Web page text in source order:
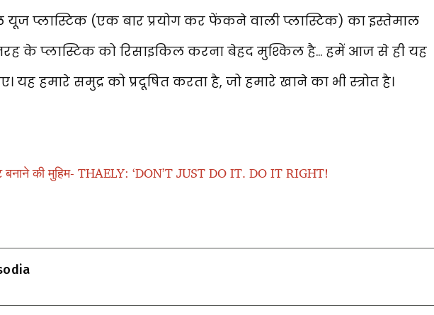
यूज प्लास्टिक (एक बार प्रयोग कर फेंकने वाली प्लास्टिक) का इस्तेमाल
के प्लास्टिक को रिसाइकिल करना बेहद मुश्किल है… हमें आज से ही यह
यह हमारे समुद्र को प्रदूषित करता है, जो हमारे खाने का भी स्त्रोत है।
बनाने की मुहिम- THAELY: ‘DON’T JUST DO IT. DO IT RIGHT!